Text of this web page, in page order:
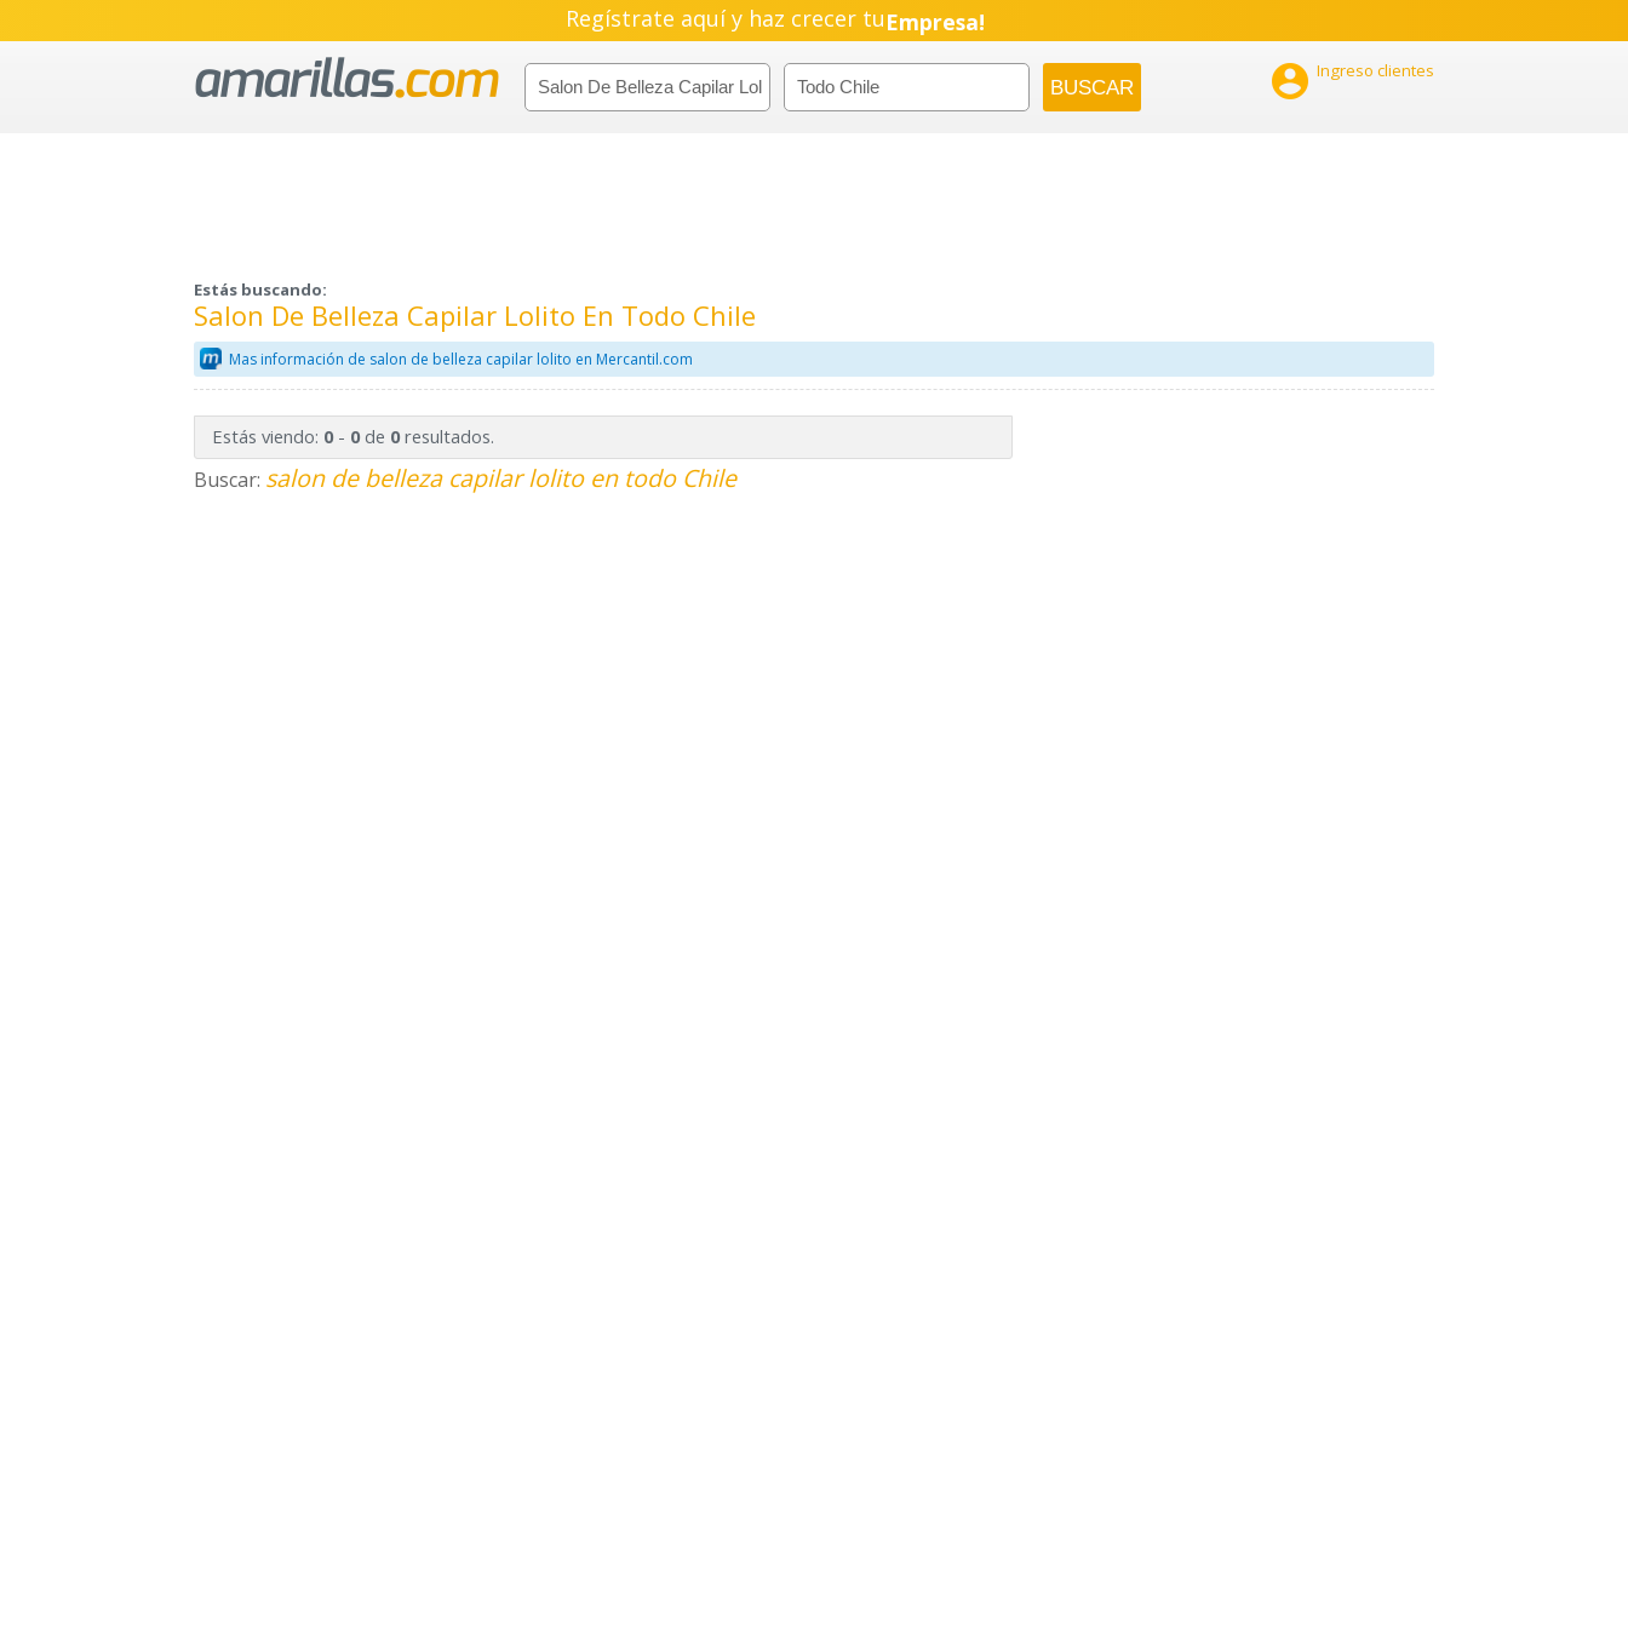
Regístrate aquí y haz crecer tuNegocio!
Pyme!
Emprendimiento!
 Ingreso clientes
Estás buscando:
Salon De Belleza Capilar Lolito En Todo Chile
Mas información de salon de belleza capilar lolito en Mercantil.com
Estás viendo: 0- 0de 0resultados.
Buscar: salon de belleza capilar lolito en todo Chile